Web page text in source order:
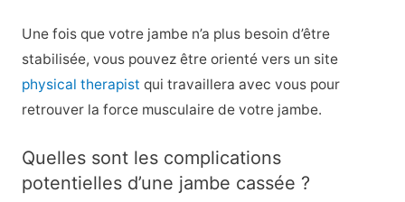
Une fois que votre jambe n’a plus besoin d’être
stabilisée, vous pouvez être orienté vers un site
physical therapist qui travaillera avec vous pour
retrouver la force musculaire de votre jambe.
Quelles sont les complications
potentielles d’une jambe cassée ?